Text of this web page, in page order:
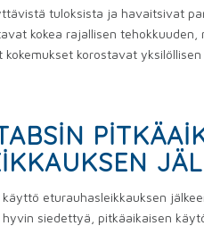
tuloksista ja havaitsivat
kokea rajallisen
korostavat
eturauhasleikkauksen
siedettyä, pitkäaikaisen